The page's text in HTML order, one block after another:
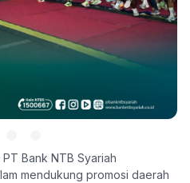
Bank NTB Syariah
mendukung promosi daerah